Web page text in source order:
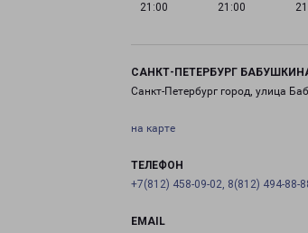
21:00
21:00
САНКТ-ПЕТЕРБУРГ
Санкт-Петербург город, улица
на карте
ТЕЛЕФОН
+7(812) 458-09-02, 8(812) 494-88-
EMAIL